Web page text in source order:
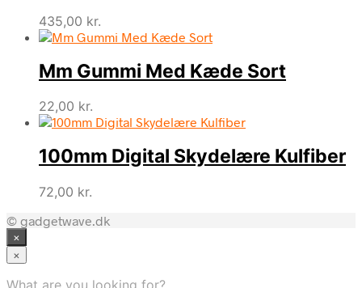
435,00 kr.
Mm Gummi Med Kæde Sort
22,00 kr.
100mm Digital Skydelære Kulfiber
72,00 kr.
© gadgetwave.dk
×
×
What are you looking for?